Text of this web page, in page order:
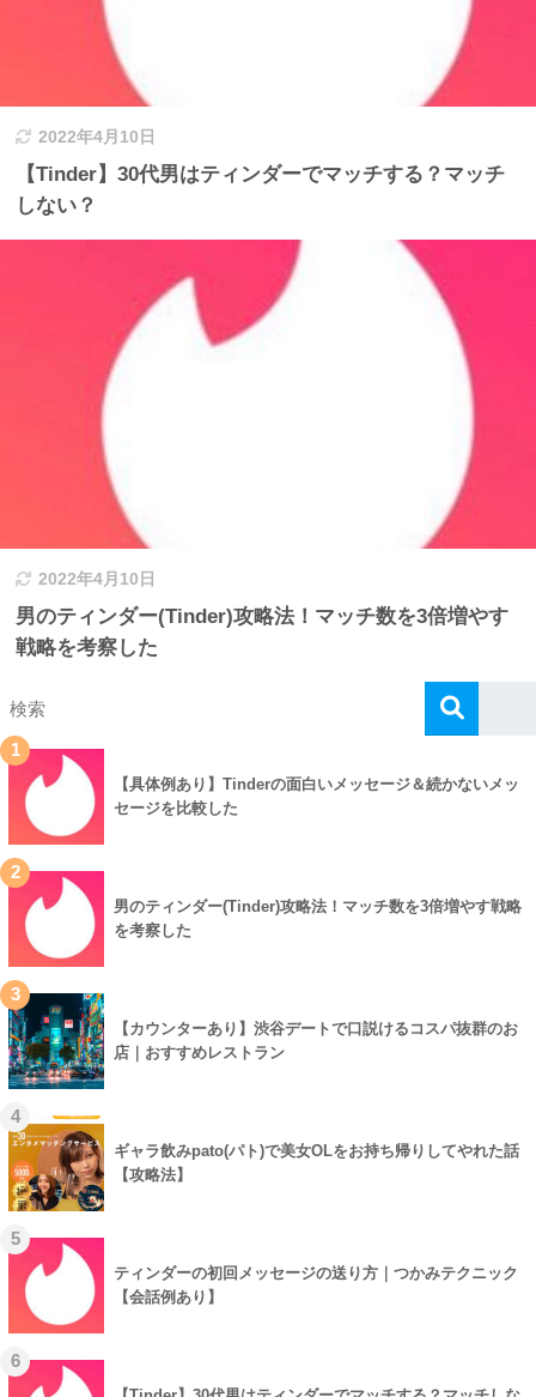
2022年4月10日
【Tinder】30代男はティンダーでマッチする？マッチ
しない？
2022年4月10日
男のティンダー(Tinder)攻略法！マッチ数を3倍増やす
戦略を考察した
1
【具体例あり】Tinderの面白いメッセージ＆続かないメッ
セージを比較した
2
男のティンダー(Tinder)攻略法！マッチ数を3倍増やす戦略
を考察した
3
【カウンターあり】渋谷デートで口説けるコスパ抜群のお
店｜おすすめレストラン
4
ギャラ飲みpato(パト)で美女OLをお持ち帰りしてやれた話
【攻略法】
5
ティンダーの初回メッセージの送り方｜つかみテクニック
【会話例あり】
6